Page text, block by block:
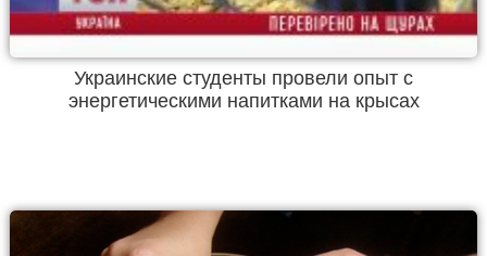
Украинские студенты провели опыт с
энергетическими напитками на крысах